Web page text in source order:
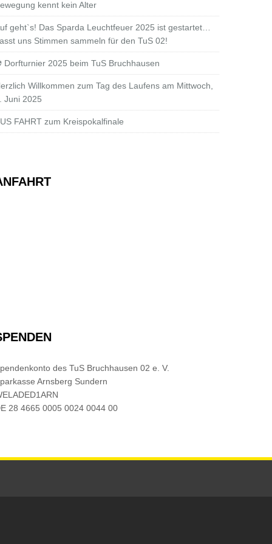
kennt kein Alter
geht`s! Das Sparda Leuchtfeuer 2025 ist gestartet…
uns Stimmen sammeln für den TuS 02!
Dorfturnier 2025 beim TuS Bruchhausen
Willkommen zum Tag des Laufens am Mittwoch,
Juni 2025
FAHRT zum Kreispokalfinale
des TuS Bruchhausen 02 e. V.
Arnsberg Sundern
28 4665 0005 0024 0044 00